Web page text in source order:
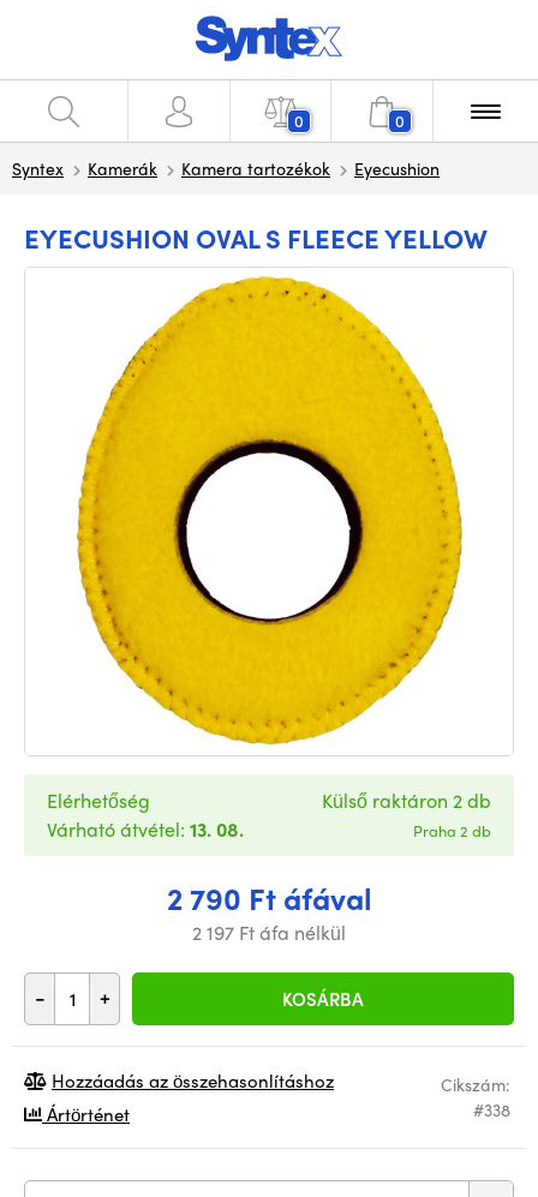
0 0
Syntex Kamerák Kamera tartozékok Eyecushion
EYECUSHION OVAL S FLEECE YELLOW
2 790 Ft áfával
2 197 Ft áfa nélkül
- + KOSÁRBA
Elérhetőség
Várható átvétel: 13. 08.
Külső raktáron 2 db
Praha 2 db
Cikszám:
#338
Hozzáadás az összehasonlításhoz
Ártörténet